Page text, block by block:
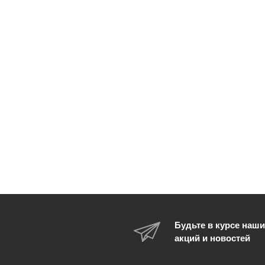
Будьте в курсе
акций и новостей